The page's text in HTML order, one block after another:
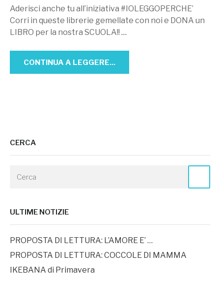
Aderisci anche tu all’iniziativa #IOLEGGOPERCHE’
Corri in queste librerie gemellate con noi e DONA un
LIBRO per la nostra SCUOLA!! …
CONTINUA A LEGGERE...
CERCA
ULTIME NOTIZIE
PROPOSTA DI LETTURA: L’AMORE E’ …
PROPOSTA DI LETTURA: COCCOLE DI MAMMA
IKEBANA di Primavera